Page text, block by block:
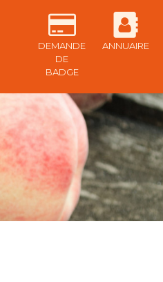
DEMANDE
DE
BADGE
ANNUAIRE